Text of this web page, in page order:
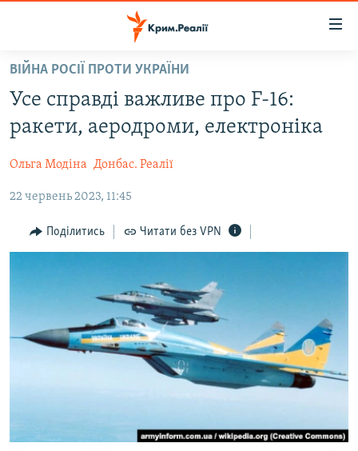
Перейти
основного
матеріалу
Перейти
до
навігації
Перейти
ВОДА.КРИМ
ВІДЕО ТА ФОТО
ПОЛІТИКА
БЛОГИ
ПОГЛЯД
ДЕПОРТАЦІЯ
УКРАЇНСЬКА ПРОБЛЕМА КРИМУ
ЯК ОБІЙТИ БЛОКУВАННЯ
ВІЙНА РОСІЇ ПРОТИ УКРАЇНИ
Усе справді важливе про F-16:
ракети, аеродроми, електроніка
Ольга Модіна Донбас. Реалії
22 червень 2023, 11:45
Поділитись Читати без VPN